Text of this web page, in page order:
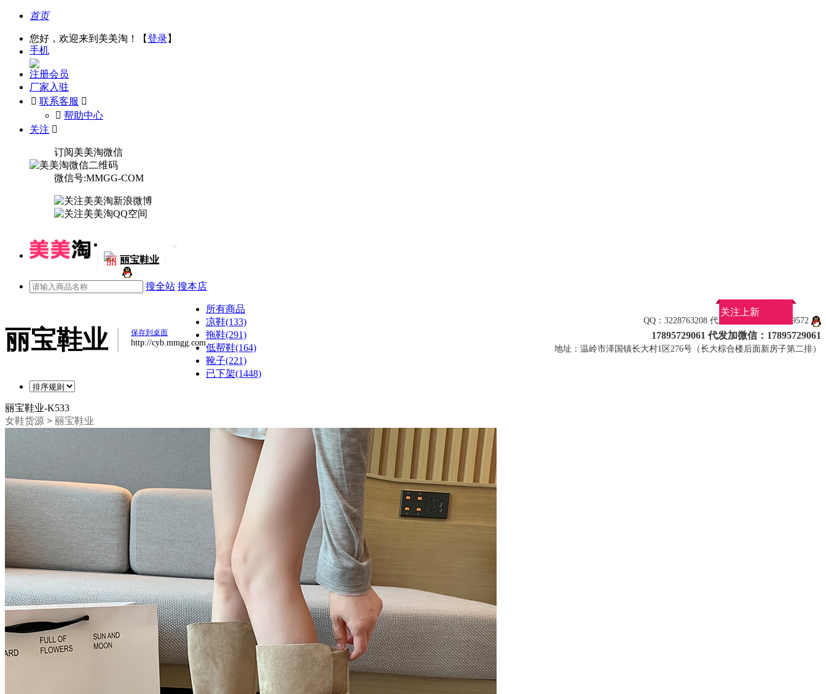
首页
您好，欢迎来到美美淘！【登录】
手机
注册会员
厂家入驻
 联系客服 
󰅃 帮助中心
关注 
订阅美美淘微信
微信号:MMGG-COM
丽 丽宝鞋业
搜全站 搜本店
丽宝鞋业 保存到桌面
http://cyb.mmgg.com
QQ：3228763208 代发看款加微信：1789572
17895729061 代发加微信：17895729061
地址：温岭市泽国镇长大村1区276号（长大棕合楼后面新房子第二排）
关注上新
所有商品
凉鞋(133)
拖鞋(291)
低帮鞋(164)
靴子(221)
已下架(1448)
丽宝鞋业-K533
女鞋货源 > 丽宝鞋业